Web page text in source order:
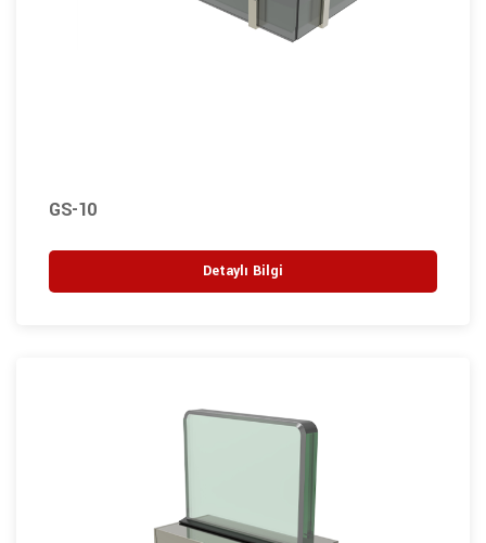
GS-10
Detaylı Bilgi